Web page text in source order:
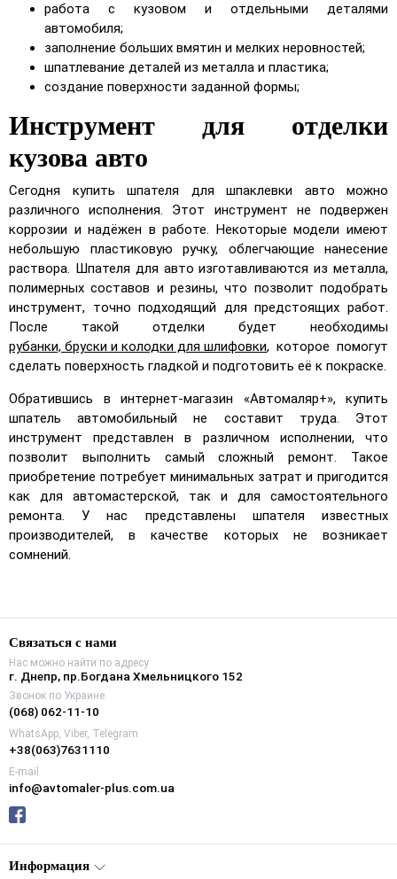
работа с кузовом и отдельными деталями
автомобиля;
заполнение больших вмятин и мелких неровностей;
шпатлевание деталей из металла и пластика;
создание поверхности заданной формы;
Инструмент для отделки
кузова авто
Сегодня купить шпателя для шпаклевки авто можно
различного исполнения. Этот инструмент не подвержен
коррозии и надёжен в работе. Некоторые модели имеют
небольшую пластиковую ручку, облегчающие нанесение
раствора. Шпателя для авто изготавливаются из металла,
полимерных составов и резины, что позволит подобрать
инструмент, точно подходящий для предстоящих работ.
После такой отделки будет необходимы
рубанки, бруски и колодки для шлифовки, которое помогут
сделать поверхность гладкой и подготовить её к покраске.
Обратившись в интернет-магазин «Автомаляр+», купить
шпатель автомобильный не составит труда. Этот
инструмент представлен в различном исполнении, что
позволит выполнить самый сложный ремонт. Такое
приобретение потребует минимальных затрат и пригодится
как для автомастерской, так и для самостоятельного
ремонта. У нас представлены шпателя известных
производителей, в качестве которых не возникает
сомнений.
Связаться с нами
Нас можно найти по адресу
г. Днепр, пр.Богдана Хмельницкого 152
Звонок по Украине
(068) 062-11-10
WhatsApp, Viber, Telegram
+38(063)7631110
E-mail
info@avtomaler-plus.com.ua
Информация